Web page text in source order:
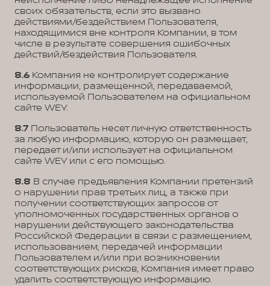
своих обязательств, если это вызвано
действиями/бездействием Пользователя,
находящимися вне контроля Компании, в том
числе в результате совершения ошибочных
действий/бездействия Пользователя.
8.6 Компания не контролирует содержание
информации, размещенной, передаваемой,
используемой Пользователем на официальном
сайте WEY.
8.7 Пользователь несет личную ответственность
за любую информацию, которую он размещает,
передает и/или использует на официальном
сайте WEY или с его помощью.
8.8 В случае предъявления Компании претензий
о нарушении прав третьих лиц, а также при
получении соответствующих запросов от
уполномоченных государственных органов о
нарушении действующего законодательства
Российской Федерации в связи с размещением,
использованием, передачей информации
Пользователем и/или при возникновении
соответствующих рисков, Компания имеет право
удалить соответствующую информацию.